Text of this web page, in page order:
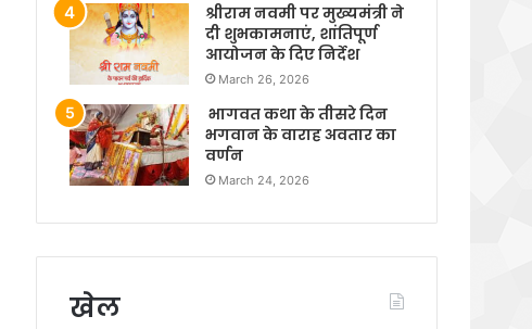
श्रीराम नवमी पर मुख्यमंत्री ने
दी शुभकामनाएं, शांतिपूर्ण
आयोजन के दिए निर्देश
March 26, 2026
भागवत कथा के तीसरे दिन
भगवान के वाराह अवतार का
वर्णन
March 24, 2026
खेल